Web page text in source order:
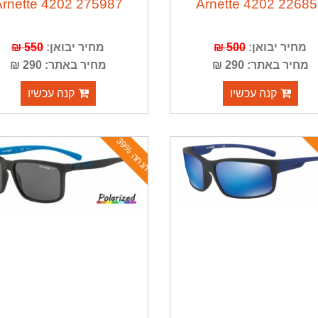
Arnette 4202
מחיר יבואן: 500 ₪
מחיר באתר: 290 ₪
קנה עכשיו
4202 275987
מחיר יבואן: 550 ₪
מחיר באתר: 290 ₪
קנה עכשיו
ה
נ
ח
ה
3
9
%